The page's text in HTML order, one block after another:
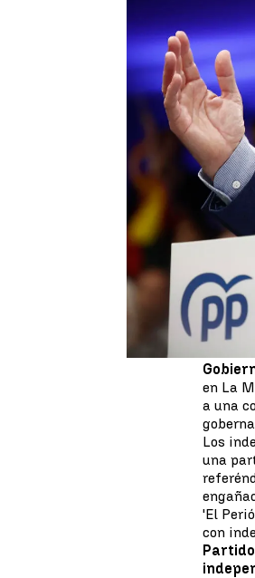
Juan A. Vargas
Actualizado:24 de
Publicado:24 de
El
contra
Con
en La
a una
Los
una
'El
con